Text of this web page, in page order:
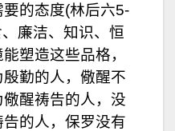
的态度(林后六5-
廉洁、知识、恒
塑造这些品格，
勤的人，儆醒不
醒祷告的人，没
的人，保罗没有